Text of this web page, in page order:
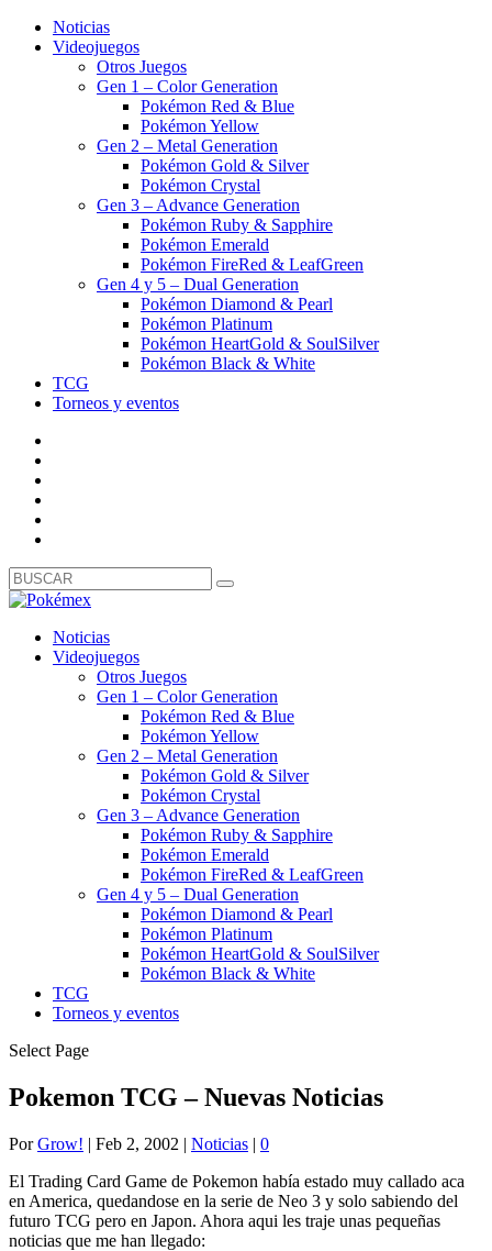
Noticias
Videojuegos
Otros Juegos
Gen 1 – Color Generation
Pokémon Red & Blue
Pokémon Yellow
Gen 2 – Metal Generation
Pokémon Gold & Silver
Pokémon Crystal
Gen 3 – Advance Generation
Pokémon Ruby & Sapphire
Pokémon Emerald
Pokémon FireRed & LeafGreen
Gen 4 y 5 – Dual Generation
Pokémon Diamond & Pearl
Pokémon Platinum
Pokémon HeartGold & SoulSilver
Pokémon Black & White
TCG
Torneos y eventos
Noticias
Videojuegos
Otros Juegos
Gen 1 – Color Generation
Pokémon Red & Blue
Pokémon Yellow
Gen 2 – Metal Generation
Pokémon Gold & Silver
Pokémon Crystal
Gen 3 – Advance Generation
Pokémon Ruby & Sapphire
Pokémon Emerald
Pokémon FireRed & LeafGreen
Gen 4 y 5 – Dual Generation
Pokémon Diamond & Pearl
Pokémon Platinum
Pokémon HeartGold & SoulSilver
Pokémon Black & White
TCG
Torneos y eventos
Select Page
Pokemon TCG – Nuevas Noticias
PorGrow! | Feb 2, 2002 | Noticias | 0
El Trading Card Game de Pokemon había estado muy callado aca
en America, quedandose en la serie de Neo 3 y solo sabiendo del
futuro TCG pero en Japon. Ahora aqui les traje unas pequeñas
noticias que me han llegado: